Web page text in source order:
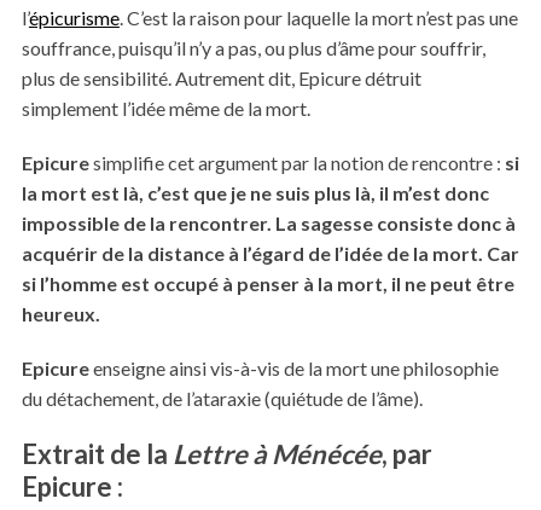
l’épicurisme. C’est la raison pour laquelle la mort n’est pas une
souffrance, puisqu’il n’y a pas, ou plus d’âme pour souffrir,
plus de sensibilité. Autrement dit, Epicure détruit
simplement l’idée même de la mort.
Epicuresimplifie cet argument par la notion de rencontre : si
la mort est là, c’est que je ne suis plus là, il m’est donc
impossible de la rencontrer. La sagesse consiste donc à
acquérir de la distance à l’égard de l’idée de la mort. Car
si l’homme est occupé à penser à la mort, il ne peut être
heureux.
Epicureenseigne ainsi vis-à-vis de la mort une philosophie
du détachement, de l’ataraxie (quiétude de l’âme).
Extrait de la Lettre à Ménécée, par
Epicure :